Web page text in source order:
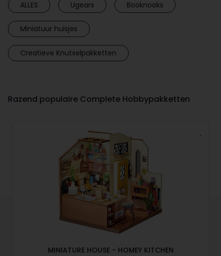
ALLES Ugears Booknooks
Miniatuur huisjes
Creatieve Knutselpakketten
Razend populaire Complete Hobbypakketten
MINIATURE HOUSE - HOMEY KITCHEN